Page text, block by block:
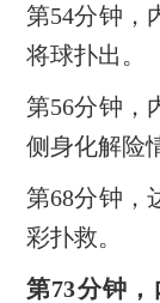
第54分钟，
将球扑出。
第56分钟，
侧身化解险
第68分钟，
彩扑救。
第73分钟